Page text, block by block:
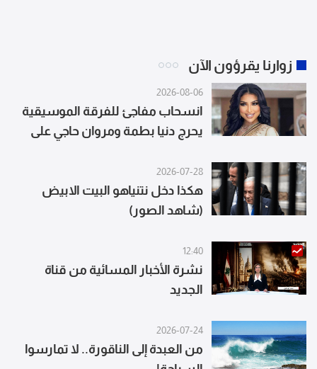
زوارنا يقرؤون الآن
2026-08-06
انسحاب مفاجئ للفرقة الموسيقية
يحرج دنيا بطمة ومروان حاجي على
2026-07-28
هكذا دخل نتنياهو البيت الابيض
(شاهد الصور)
12:40
نشرة الأخبار المسائية من قناة
الجديد
2026-07-24
من العبدة إلى الناقورة.. لا تمارسوا